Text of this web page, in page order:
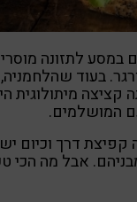
במסע לתזונה
בעוד שהלחמניה,
קציצה מיתולוגית
המושלמים.
קפיצת דרך וכיום יש
אבל מה הכי